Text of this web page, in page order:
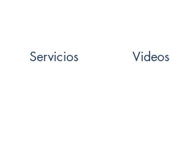
Servicios Videos